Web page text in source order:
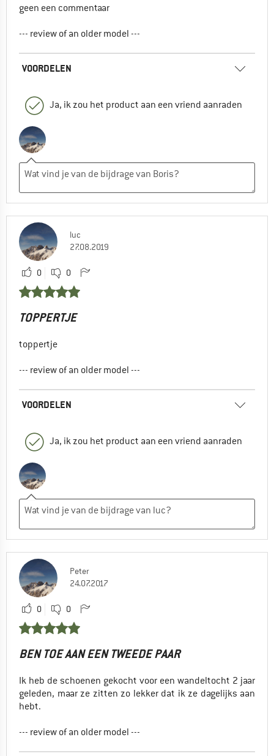
geen een commentaar
--- review of an older model ---
VOORDELEN
Ja, ik zou het product aan een vriend aanraden
luc
27.08.2019
0 0
TOPPERTJE
toppertje
--- review of an older model ---
VOORDELEN
Ja, ik zou het product aan een vriend aanraden
Peter
24.07.2017
0 0
BEN TOE AAN EEN TWEEDE PAAR
Ik heb de schoenen gekocht voor een wandeltocht 2 jaar
geleden, maar ze zitten zo lekker dat ik ze dagelijks aan
hebt.
--- review of an older model ---